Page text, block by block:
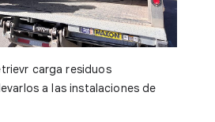
carga residuos
a las instalaciones de